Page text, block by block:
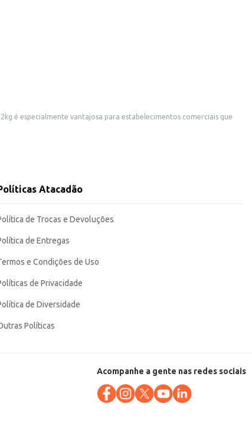
uso em estabelecimentos comerciais quanto para revenda. A
Atacadão
de Trocas e Devoluções
de Entregas
e Condições de Uso
de Privacidade
de Diversidade
Políticas
Acompanhe a gente nas redes sociais